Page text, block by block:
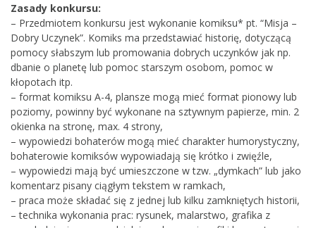
Zasady konkursu:
– Przedmiotem konkursu jest wykonanie komiksu* pt. “Misja –
Dobry Uczynek”. Komiks ma przedstawiać historię, dotyczącą
pomocy słabszym lub promowania dobrych uczynków jak np.
dbanie o planetę lub pomoc starszym osobom, pomoc w
kłopotach itp.
– format komiksu A-4, plansze mogą mieć format pionowy lub
poziomy, powinny być wykonane na sztywnym papierze, min. 2
okienka na stronę, max. 4 strony,
– wypowiedzi bohaterów mogą mieć charakter humorystyczny,
bohaterowie komiksów wypowiadają się krótko i zwięźle,
– wypowiedzi mają być umieszczone w tzw. „dymkach” lub jako
komentarz pisany ciągłym tekstem w ramkach,
– praca może składać się z jednej lub kilku zamkniętych historii,
– technika wykonania prac: rysunek, malarstwo, grafika z